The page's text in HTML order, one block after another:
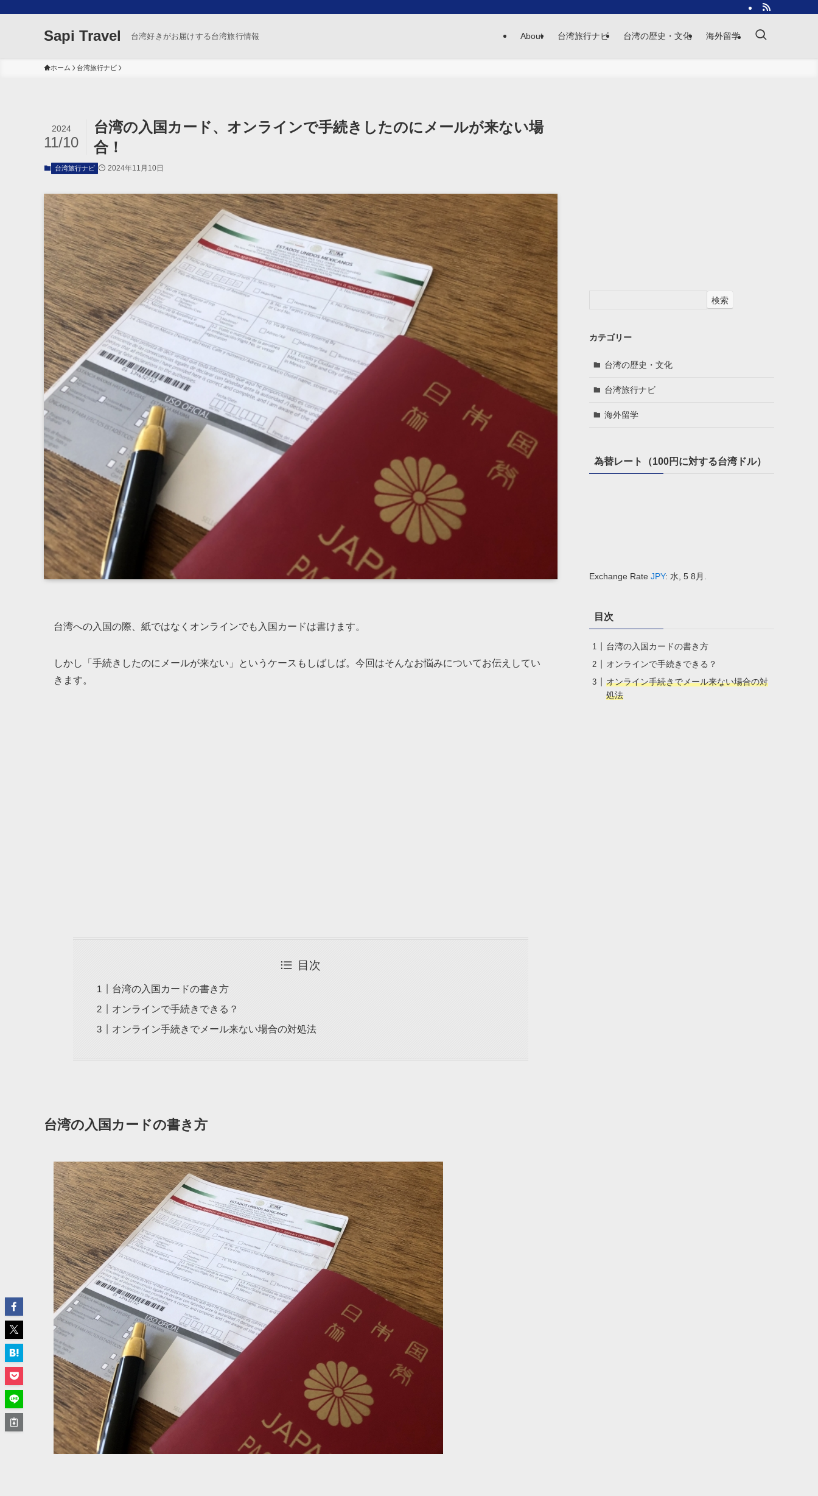
Sapi Travel 台湾好きがお届けする台湾旅行情報 About 台湾旅行ナビ 台湾の歴史・文化 海外留学
ホーム 台湾旅行ナビ
台湾の入国カード、オンラインで手続きしたのにメールが来ない場
合！
2024
11/10
台湾旅行ナビ 2024年11月10日
台湾への入国の際、紙ではなくオンラインでも入国カードは書けます。
しかし「手続きしたのにメールが来ない」というケースもしばしば。今回はそんなお悩みについてお伝えしてい
きます。
目次
台湾の入国カードの書き方
オンラインで手続きできる？
オンライン手続きでメール来ない場合の対処法
台湾の入国カードの書き方
検索
カテゴリー
台湾の歴史・文化
台湾旅行ナビ
海外留学
為替レート（100円に対する台湾ドル）
Exchange Rate JPY: 水, 5 8月.
目次
台湾の入国カードの書き方
オンラインで手続きできる？
オンライン手続きでメール来ない場合の対
処法